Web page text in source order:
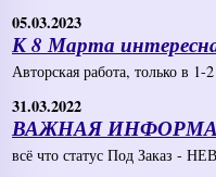
05.03.2023
К 8 Марта
Авторская работа, только в 1-
31.03.2022
ВАЖНАЯ
всё что статус Под Заказ -